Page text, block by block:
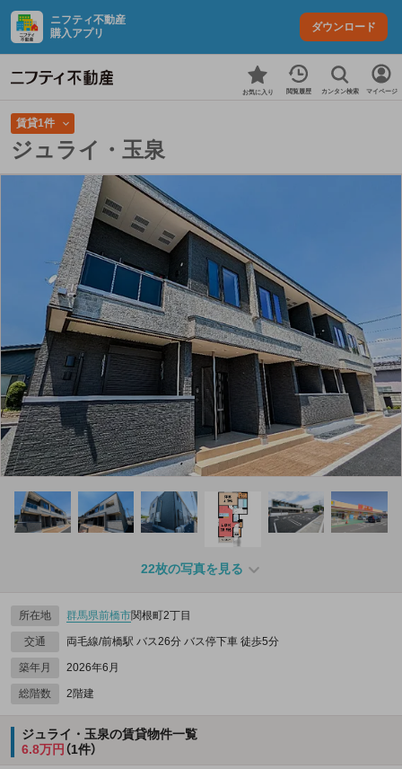
ニフティ不動産
購入アプリ
ダウンロード
お気に入り 閲覧履歴 カンタン検索 マイページ
賃貸1件
ジュライ・玉泉
22枚の写真を見る
所在地 群馬県前橋市関根町2丁目
交通 両毛線/前橋駅 バス26分 バス停下車 徒歩5分
築年月 2026年6月
総階数 2階建
ジュライ・玉泉の賃貸物件一覧
6.8万円 （1件）